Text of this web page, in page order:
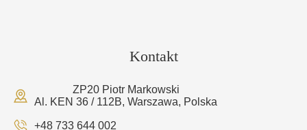
Kontakt
ZP20 Piotr Markowski
Al. KEN 36 / 112B, Warszawa, Polska
+48 733 644 002